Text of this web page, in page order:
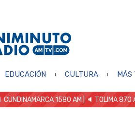
EDUCACIÓN CULTURA MÁS
CUNDINAMARCA 1580 AM | 🔈 TOLIMA 870